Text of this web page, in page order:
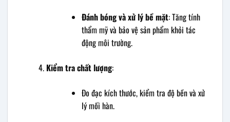
Đánh bóng và xử lý bề mặt: Tăng tính
thẩm mỹ và bảo vệ sản phẩm khỏi tác
động môi trường.
Kiểm tra chất lượng:
Đo đạc kích thước, kiểm tra độ bền và xử
lý mối hàn.